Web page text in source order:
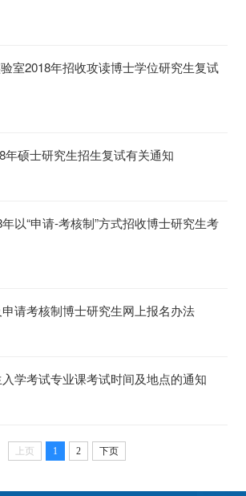
室2018年招收攻读博士学位研究生复试
年硕士研究生招生复试有关通知
以“申请-考核制”方式招收博士研究生考
请考核制博士研究生网上报名办法
学考试专业课考试时间及地点的通知
上页 1 2 下页